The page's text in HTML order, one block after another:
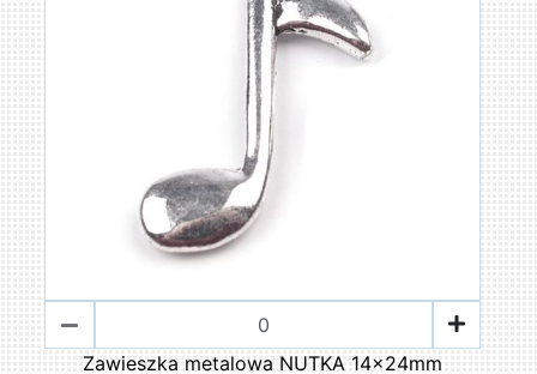
Zawieszka metalowa NUTKA 14x24mm